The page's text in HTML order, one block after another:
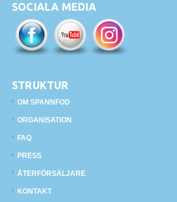
SOCIALA MEDIA
STRUKTUR
OM SPANNFOD
ORGANISATION
FAQ
PRESS
ÅTERFÖRSÄLJARE
KONTAKT